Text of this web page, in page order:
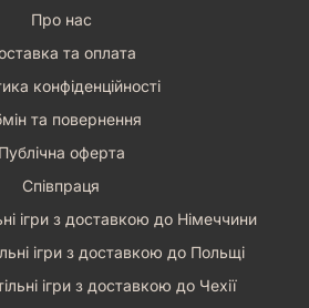
Про нас
та оплата
конфіденційності
та повернення
Публічна оферта
Співпраця
ігри з доставкою до Німеччини
ігри з доставкою до Польщі
ігри з доставкою до Чехії